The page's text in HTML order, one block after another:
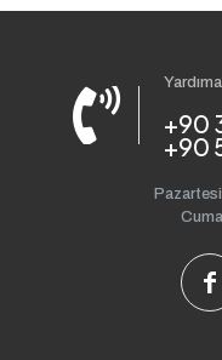
+90
+90